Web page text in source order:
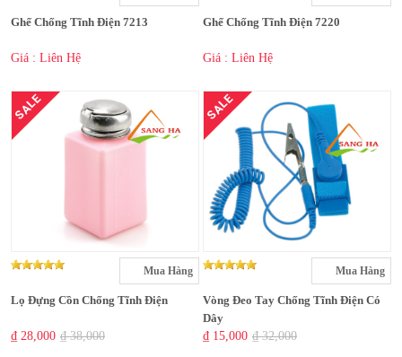
Ghế Chống Tĩnh Điện 7213
Giá : Liên Hệ
Ghế Chống Tĩnh Điện 7220
Giá : Liên Hệ
SALE
Mua Hàng
Lọ Đựng Cồn Chống Tĩnh Điện
₫ 28,000 ₫ 38,000
SALE
Mua Hàng
Vòng Đeo Tay Chống Tĩnh Điện Có
Dây
₫ 15,000 ₫ 32,000